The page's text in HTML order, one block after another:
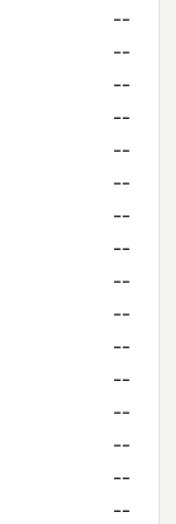
--
--
--
--
--
--
--
--
--
--
--
--
--
--
--
--